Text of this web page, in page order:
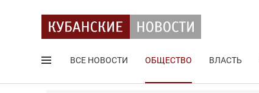
ВСЕ НОВОСТИ ОБЩЕСТВО ВЛАСТЬ